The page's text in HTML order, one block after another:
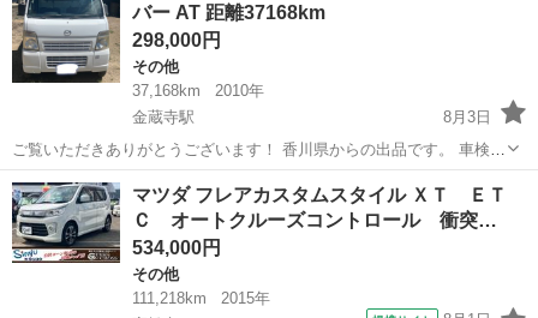
バー AT 距離37168km
298,000円
その他
37,168km
2010年
金蔵寺駅
8月3日
ご覧いただきありがとうございます！ 香川県からの出品です。 車検証
の有効期間、令和8年9月5日まで。 マツダ スクラムトラック（軽ト
ラ） キャブオーバー / オートマ車（AT） 初年度 平成22年9月 型式
EBD-D...
香川 仲多度郡 金蔵寺駅 その他 キャブオーバー
マツダ フレアカスタムスタイル ＸＴ ＥＴ
Ｃ オートクルーズコントロール 衝突…
534,000円
その他
111,218km
2015年